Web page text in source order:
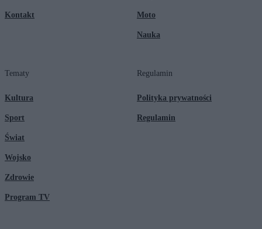
Kontakt Moto
Nauka
Tematy
Kultura
Sport
Świat
Wojsko
Zdrowie
Program TV
Regulamin
Polityka prywatności
Regulamin